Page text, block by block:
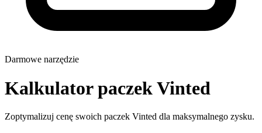
Darmowe narzędzie
Kalkulator paczek Vinted
Zoptymalizuj cenę swoich paczek Vinted dla maksymalnego zysku.